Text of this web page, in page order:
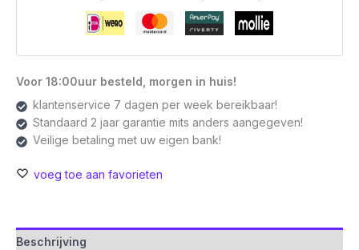
Voor 18:00uur besteld, morgen in huis!
klantenservice 7 dagen per week bereikbaar!
Standaard 2 jaar garantie mits anders aangegeven!
Veilige betaling met uw eigen bank!
voeg toe aan favorieten
Beschrijving